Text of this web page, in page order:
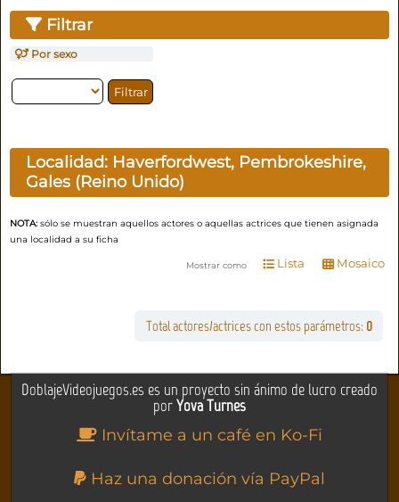
Filtrar
Por sexo
Localidad: Haverfordwest, Pembrokeshire,
Gales (Reino Unido)
NOTA: sólo se muestran aquellos actores o aquellas actrices que tienen asignada
una localidad a su ficha
Mostrar como Lista Mosaico
Total actores/actrices con estos parámetros: 0
DoblajeVideojuegos.es es un proyecto sin ánimo de lucro creado
porYova Turnes
Invítame a un café en Ko-Fi
Haz una donación vía PayPal